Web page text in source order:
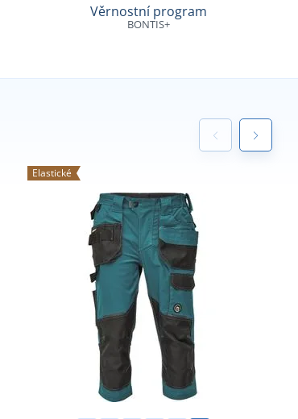
Věrnostní program
BONTIS+
Elastické